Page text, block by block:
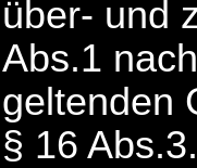
über- und
Abs.1
geltenden
§ 16 Abs.3.